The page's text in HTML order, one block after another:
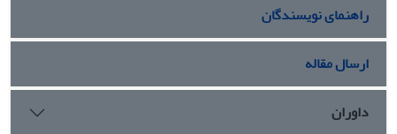
راهنمای نویسندگان
ارسال مقاله
داوران